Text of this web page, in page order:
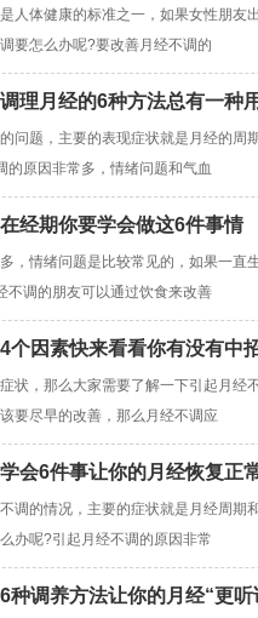
体健康的标准之一，如果女性朋友
要怎么办呢?要改善月经不调的
理月经的6种方法总有一种
题，主要的表现症状就是月经的周
原因非常多，情绪问题和气血
经期你要学会做这6件事情
情绪问题是比较常见的，如果一直
不调的朋友可以通过饮食来改善
个因素快来看看你有没有中
，那么大家需要了解一下引起月经
要尽早的改善，那么月经不调应
会6件事让你的月经恢复正
的情况，主要的症状就是月经周期
办呢?引起月经不调的原因非常
种调养方法让你的月经“更听